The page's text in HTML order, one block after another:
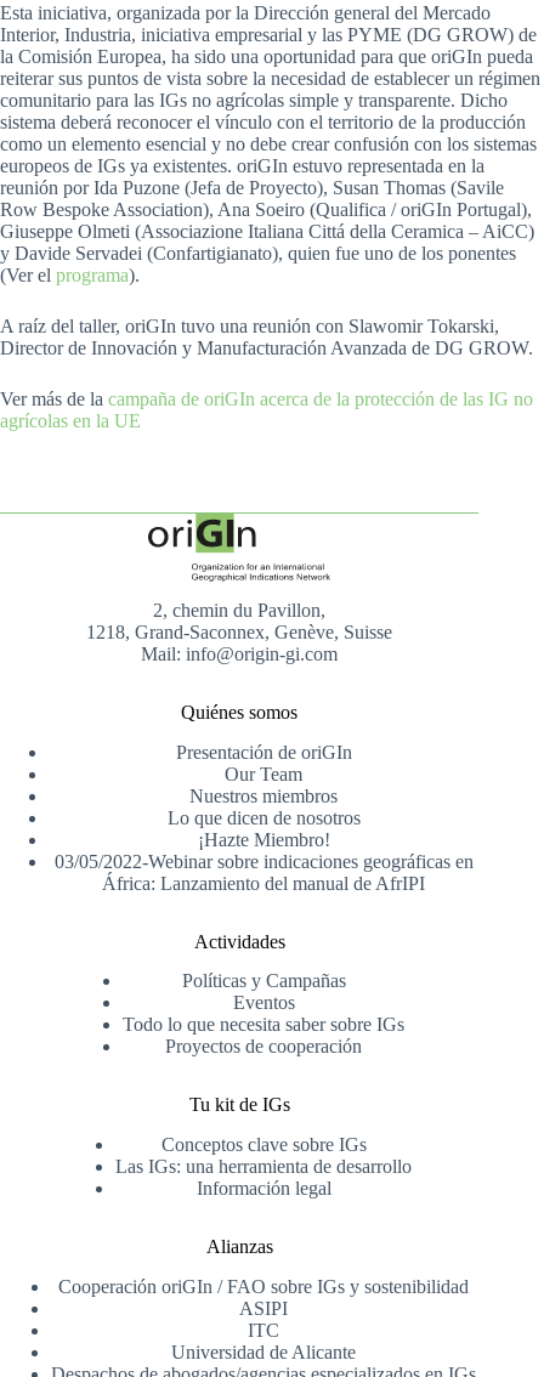
Esta iniciativa, organizada por la Dirección general del Mercado
Interior, Industria, iniciativa empresarial y las PYME (DG GROW) de
la Comisión Europea, ha sido una oportunidad para que oriGIn pueda
reiterar sus puntos de vista sobre la necesidad de establecer un régimen
comunitario para las IGs no agrícolas simple y transparente. Dicho
sistema deberá reconocer el vínculo con el territorio de la producción
como un elemento esencial y no debe crear confusión con los sistemas
europeos de IGs ya existentes. oriGIn estuvo representada en la
reunión por Ida Puzone (Jefa de Proyecto), Susan Thomas (Savile
Row Bespoke Association), Ana Soeiro (Qualifica / oriGIn Portugal),
Giuseppe Olmeti (Associazione Italiana Cittá della Ceramica – AiCC)
y Davide Servadei (Confartigianato), quien fue uno de los ponentes
(Ver el programa).
A raíz del taller, oriGIn tuvo una reunión con Slawomir Tokarski,
Director de Innovación y Manufacturación Avanzada de DG GROW.
Ver más de la campaña de oriGIn acerca de la protección de las IG no
agrícolas en la UE
2, chemin du Pavillon,
1218, Grand-Saconnex, Genève, Suisse
Mail: info@origin-gi.com
Quiénes somos
Presentación de oriGIn
Our Team
Nuestros miembros
Lo que dicen de nosotros
¡Hazte Miembro!
03/05/2022-Webinar sobre indicaciones geográficas en
África: Lanzamiento del manual de AfrIPI
Actividades
Políticas y Campañas
Eventos
Todo lo que necesita saber sobre IGs
Proyectos de cooperación
Tu kit de IGs
Conceptos clave sobre IGs
Las IGs: una herramienta de desarrollo
Información legal
Alianzas
Cooperación oriGIn / FAO sobre IGs y sostenibilidad
ASIPI
ITC
Universidad de Alicante